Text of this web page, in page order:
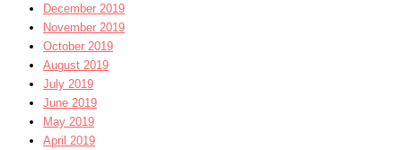
December 2019
November 2019
October 2019
August 2019
July 2019
June 2019
May 2019
April 2019